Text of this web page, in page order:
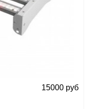
15000 руб